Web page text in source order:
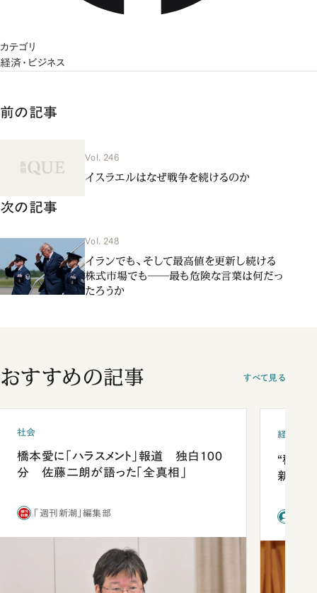
カテゴリ
経済・ビジネス
前の記事
Vol. 246
イスラエルはなぜ戦争を続けるのか
次の記事
Vol. 248
イランでも、そして最高値を更新し続ける
株式市場でも――最も危険な言葉は何だっ
たろうか
おすすめの記事 すべて見る
社会
橋本愛に「ハラスメント」報道 独白100
分 佐藤二朗が語った「全真相」
「週刊新潮」編集部
経済・ビ
“稼ぎ
新社長